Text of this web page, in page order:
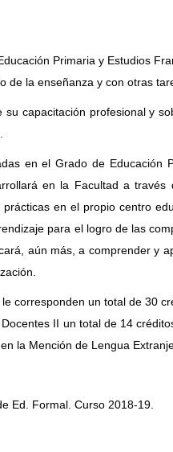
Primaria y Estudios
de la enseñanza y con otras
capacitación profesional y
en el Grado de Educación
en la Facultad a través
en el propio centro
para el logro de las
aún más, a comprender y
corresponden un total de 30
II un total de 14
la Mención de Lengua
Ed. Formal. Curso 2018-19.